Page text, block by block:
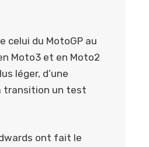
celui du MotoGP au
Moto3 et en Moto2
léger, d’une
transition un test
ont fait le